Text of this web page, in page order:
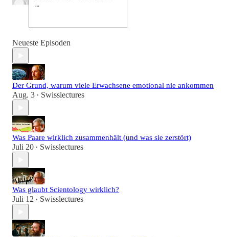
Neueste Episoden
Der Grund, warum viele Erwachsene emotional nie ankommen
Aug. 3 • Swisslectures
Was Paare wirklich zusammenhält (und was sie zerstört)
Juli 20 • Swisslectures
Was glaubt Scientology wirklich?
Juli 12 • Swisslectures